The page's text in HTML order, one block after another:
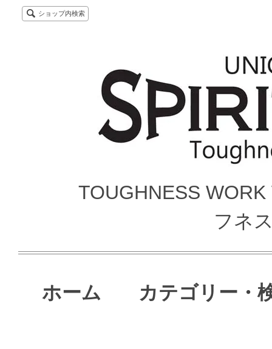
ショップ内検索
TOUGHNESS
フネ
ホーム カテゴリー・